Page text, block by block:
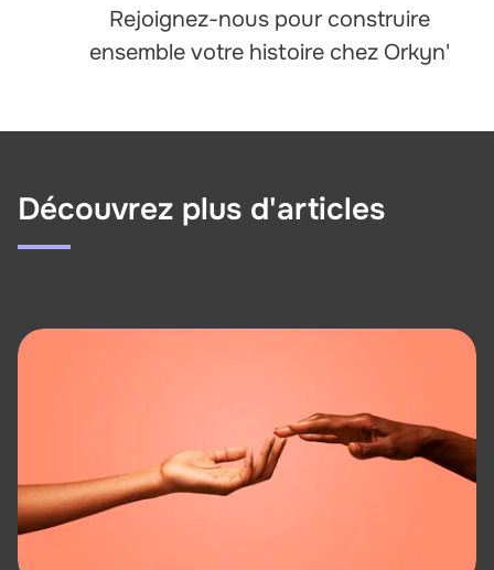
Rejoignez-nous pour construire
ensemble votre histoire chez Orkyn'
Découvrez plus d'articles